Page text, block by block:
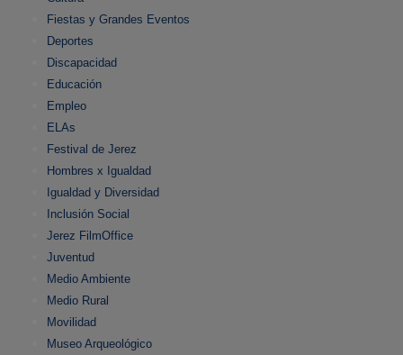
Fiestas y Grandes Eventos
Deportes
Discapacidad
Educación
Empleo
ELAs
Festival de Jerez
Hombres x Igualdad
Igualdad y Diversidad
Inclusión Social
Jerez FilmOffice
Juventud
Medio Ambiente
Medio Rural
Movilidad
Museo Arqueológico